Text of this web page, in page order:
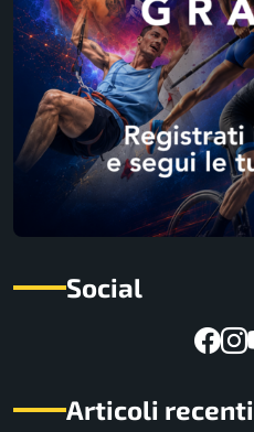
Social
Articoli recenti